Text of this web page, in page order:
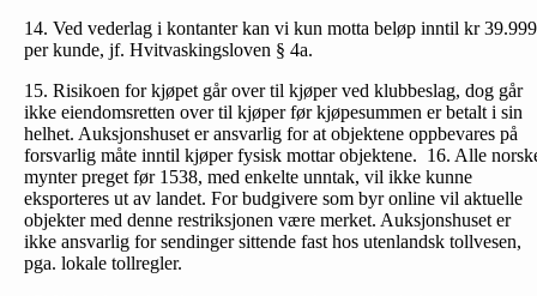
14. Ved vederlag i kontanter kan vi kun motta beløp inntil kr 39.999
per kunde, jf. Hvitvaskingsloven § 4a.
15. Risikoen for kjøpet går over til kjøper ved klubbeslag, dog går
ikke eiendomsretten over til kjøper før kjøpesummen er betalt i sin
helhet. Auksjonshuset er ansvarlig for at objektene oppbevares på
forsvarlig måte inntil kjøper fysisk mottar objektene. 16. Alle
mynter preget før 1538, med enkelte unntak, vil ikke kunne
eksporteres ut av landet. For budgivere som byr online vil aktuelle
objekter med denne restriksjonen være merket. Auksjonshuset er
ikke ansvarlig for sendinger sittende fast hos utenlandsk tollvesen,
pga. lokale tollregler.